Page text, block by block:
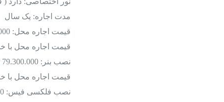
مدت اجاره: یک سال
قیمت اجاره محل: 72.000.000 تومان
قیمت اجاره محل با
نصب بنر : 79.300.000 تومان
قیمت اجاره محل با
نصب فلکسی فیس: 86.500.000 تومان